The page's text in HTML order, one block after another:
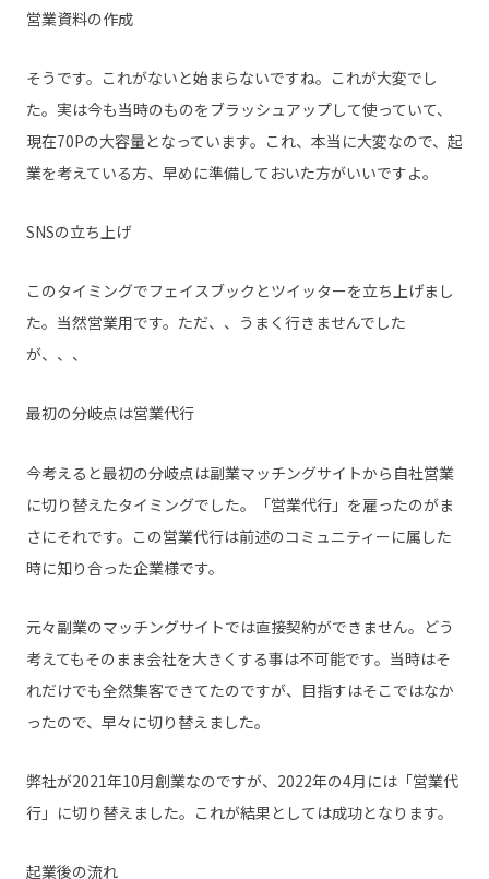
営業資料の作成
そうです。これがないと始まらないですね。これが大変でし
た。実は今も当時のものをブラッシュアップして使っていて、
現在70Pの大容量となっています。これ、本当に大変なので、起
業を考えている方、早めに準備しておいた方がいいですよ。
SNSの立ち上げ
このタイミングでフェイスブックとツイッターを立ち上げまし
た。当然営業用です。ただ、、うまく行きませんでした
が、、、
最初の分岐点は営業代行
今考えると最初の分岐点は副業マッチングサイトから自社営業
に切り替えたタイミングでした。「営業代行」を雇ったのがま
さにそれです。この営業代行は前述のコミュニティーに属した
時に知り合った企業様です。
元々副業のマッチングサイトでは直接契約ができません。どう
考えてもそのまま会社を大きくする事は不可能です。当時はそ
れだけでも全然集客できてたのですが、目指すはそこではなか
ったので、早々に切り替えました。
弊社が2021年10月創業なのですが、2022年の4月には「営業代
行」に切り替えました。これが結果としては成功となります。
起業後の流れ